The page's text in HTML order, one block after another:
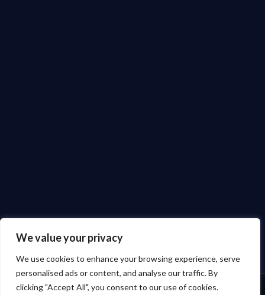
We value your privacy
We use cookies to enhance your browsing experience, serve
personalised ads or content, and analyse our traffic. By
clicking "Accept All", you consent to our use of cookies.